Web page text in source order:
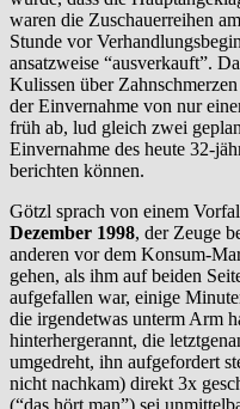
waren die Zuschauerreihen
Stunde vor
ansatzweise “ausverkauft”.
Kulissen über
der Einvernahme von nur
früh ab, lud gleich zwei
Einvernahme des heute 32-
berichten können.
Götzl sprach von einem
Dezember 1998, der Zeuge
anderen vor dem Konsum-
gehen, als ihm auf beiden
aufgefallen war, einige
die irgendetwas unterm Arm
hinterhergerannt, die
umgedreht, ihn aufgefordert
nicht nachkam) direkt 3x
(“das hört man”) sei